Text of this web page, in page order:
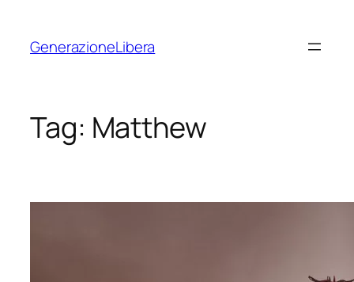
contenuto
GenerazioneLibera
Tag: Matthew